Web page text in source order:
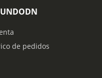
de pedidos